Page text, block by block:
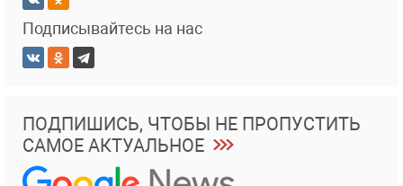
Подписывайтесь на нас
ПОДПИШИСЬ, ЧТОБЫ НЕ ПРОПУСТИТЬ
САМОЕ АКТУАЛЬНОЕ